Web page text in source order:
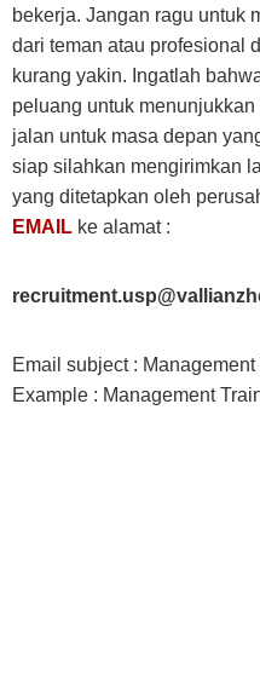
bekerja. Jangan ragu untuk
dari teman atau profesional
kurang yakin. Ingatlah
peluang untuk
jalan untuk masa depan
siap silahkan mengirimkan
yang ditetapkan oleh
EMAIL ke alamat :
Email subject :
Example : Management